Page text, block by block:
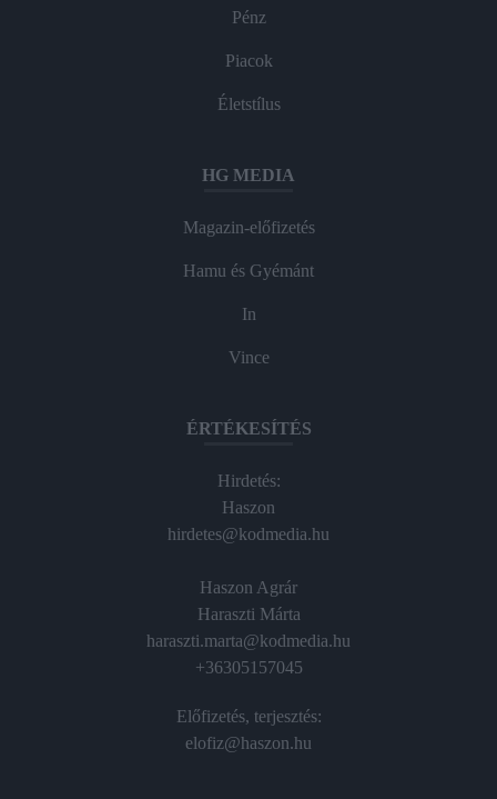
Pénz
Piacok
Életstílus
HG MEDIA
Magazin-előfizetés
Hamu és Gyémánt
In
Vince
ÉRTÉKESÍTÉS
Hirdetés:
Haszon
hirdetes@kodmedia.hu
Haszon Agrár
Haraszti Márta
haraszti.marta@kodmedia.hu
+36305157045
Előfizetés, terjesztés:
elofiz@haszon.hu